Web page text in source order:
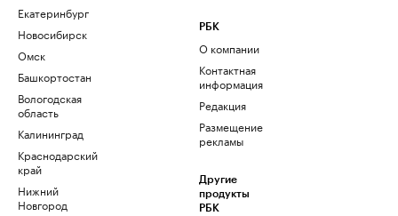
Екатеринбург
Новосибирск
Омск
Башкортостан
Вологодская
область
Калининград
Краснодарский
край
Нижний
Новгород
РБК
О компании
Контактная
информация
Редакция
Размещение
рекламы
Другие
продукты
РБК